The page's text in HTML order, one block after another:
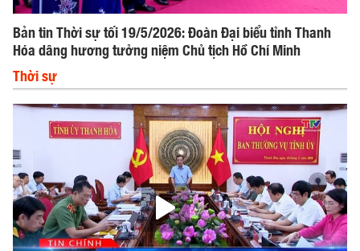
Bản tin Thời sự tối 19/5/2026: Đoàn Đại biểu tỉnh Thanh
Hóa dâng hương tưởng niệm Chủ tịch Hồ Chí Minh
Thời sự